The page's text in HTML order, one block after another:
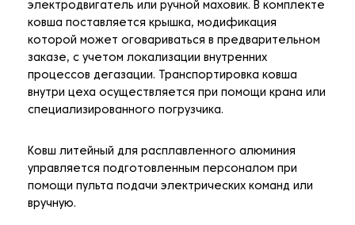
электродвигатель или ручной маховик. В комплекте
ковша поставляется крышка, модификация
которой может оговариваться в предварительном
заказе, с учетом локализации внутренних
процессов дегазации. Транспортировка ковша
внутри цеха осуществляется при помощи крана
или
специализированного погрузчика.
Ковш литейный для расплавленного алюминия
управляется подготовленным персоналом при
помощи пульта подачи электрических команд или
вручную.